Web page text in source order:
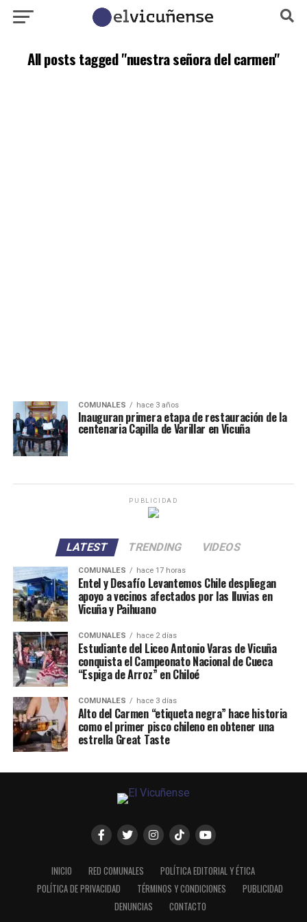
All posts tagged "nuestra señora del carmen"
COMUNALES hace 3 años
Inauguran primera etapa de restauración de la
centenaria Capilla de Varillar en Vicuña
PUBLICIDAD
LATEST TRENDING VIDEOS
COMUNALES hace 17 horas
Entel y Desafío Levantemos Chile despliegan
apoyo a vecinos afectados por las lluvias en
Vicuña y Paihuano
COMUNALES hace 2 días
Estudiante del Liceo Antonio Varas de Vicuña
conquista el Campeonato Nacional de Cueca
“Espiga de Arroz” en Chiloé
COMUNALES hace 3 días
Alto del Carmen “etiqueta negra” hace historia
como el primer pisco chileno en obtener una
estrella Great Taste
INICIO RED COMUNALES
POLÍTICA EDITORIAL Y ÉTICA
POLÍTICA DE PRIVACIDAD
TÉRMINOS Y CONDICIONES
PUBLICIDAD
DENUNCIAS
CONTACTO